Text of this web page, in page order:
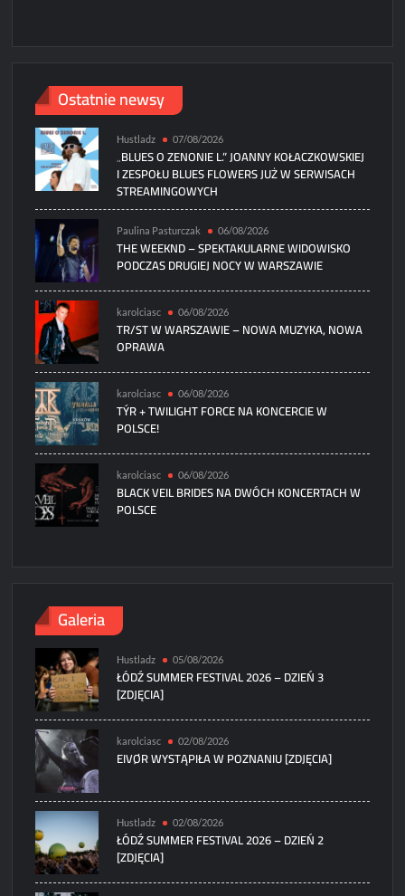
Ostatnie newsy
Hustladz 07/08/2026
„BLUES O ZENONIE L.” JOANNY KOŁACZKOWSKIEJ
I ZESPOŁU BLUES FLOWERS JUŻ W SERWISACH
STREAMINGOWYCH
Paulina Pasturczak 06/08/2026
THE WEEKND – SPEKTAKULARNE WIDOWISKO
PODCZAS DRUGIEJ NOCY W WARSZAWIE
karolciasc 06/08/2026
TR/ST W WARSZAWIE – NOWA MUZYKA, NOWA
OPRAWA
karolciasc 06/08/2026
TÝR + TWILIGHT FORCE NA KONCERCIE W
POLSCE!
karolciasc 06/08/2026
BLACK VEIL BRIDES NA DWÓCH KONCERTACH W
POLSCE
Galeria
Hustladz 05/08/2026
ŁÓDŹ SUMMER FESTIVAL 2026 – DZIEŃ 3
[ZDJĘCIA]
karolciasc 02/08/2026
EIVØR WYSTĄPIŁA W POZNANIU [ZDJĘCIA]
Hustladz 02/08/2026
ŁÓDŹ SUMMER FESTIVAL 2026 – DZIEŃ 2
[ZDJĘCIA]